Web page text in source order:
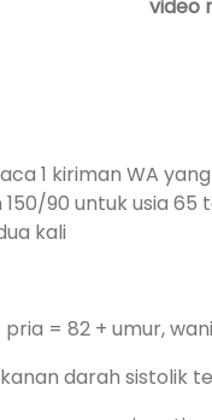
video
1 kiriman WA
90 untuk usia 65
kali
= 82 + umur,
darah sistolik